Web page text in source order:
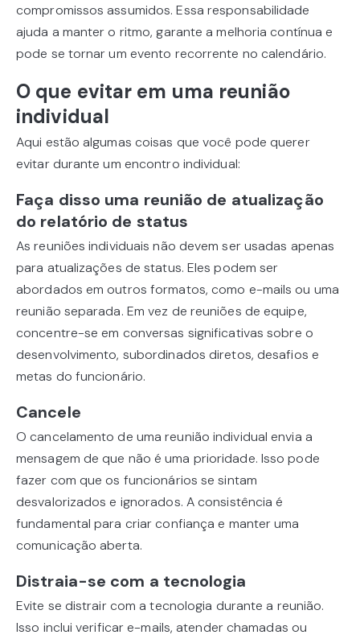
compromissos assumidos. Essa responsabilidade
ajuda a manter o ritmo, garante a melhoria contínua e
pode se tornar um evento recorrente no calendário.
O que evitar em uma reunião
individual
Aqui estão algumas coisas que você pode querer
evitar durante um encontro individual:
Faça disso uma reunião de atualização
do relatório de status
As reuniões individuais não devem ser usadas apenas
para atualizações de status. Eles podem ser
abordados em outros formatos, como e-mails ou uma
reunião separada. Em vez de reuniões de equipe,
concentre-se em conversas significativas sobre o
desenvolvimento, subordinados diretos, desafios e
metas do funcionário.
Cancele
O cancelamento de uma reunião individual envia a
mensagem de que não é uma prioridade. Isso pode
fazer com que os funcionários se sintam
desvalorizados e ignorados. A consistência é
fundamental para criar confiança e manter uma
comunicação aberta.
Distraia-se com a tecnologia
Evite se distrair com a tecnologia durante a reunião.
Isso inclui verificar e-mails, atender chamadas ou